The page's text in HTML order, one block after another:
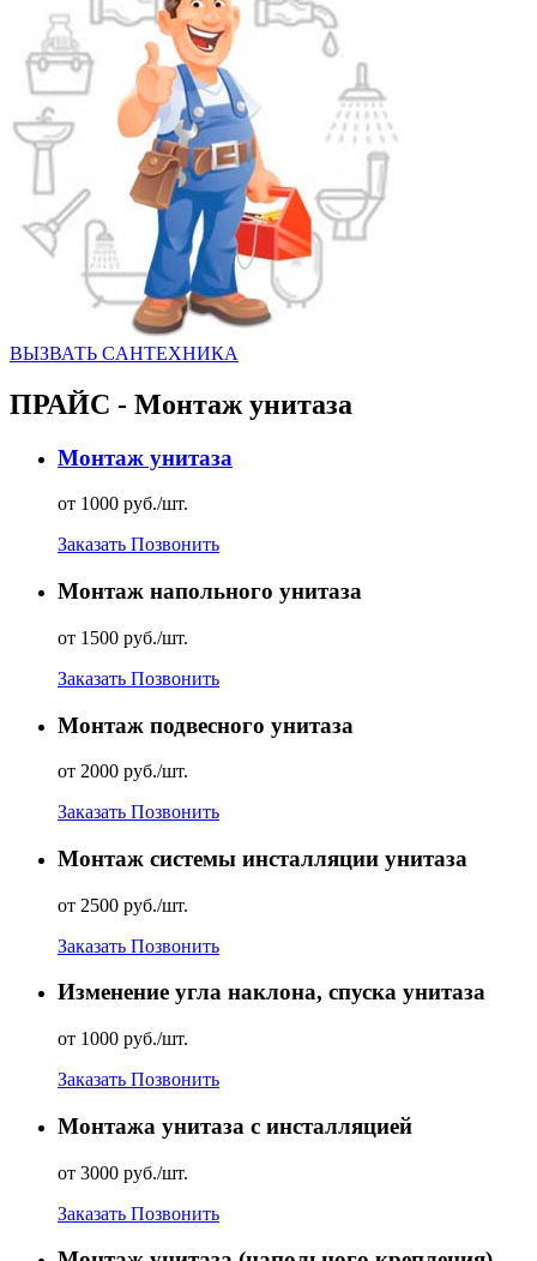
ВЫЗВАТЬ CАНТЕХНИКА
ПРАЙС - Монтаж унитаза
Монтаж унитаза
от 1000 руб./шт.
Заказать Позвонить
Монтаж напольного унитаза
от 1500 руб./шт.
Заказать Позвонить
Монтаж подвесного унитаза
от 2000 руб./шт.
Заказать Позвонить
Монтаж системы инсталляции унитаза
от 2500 руб./шт.
Заказать Позвонить
Изменение угла наклона, спуска унитаза
от 1000 руб./шт.
Заказать Позвонить
Монтажа унитаза с инсталляцией
от 3000 руб./шт.
Заказать Позвонить